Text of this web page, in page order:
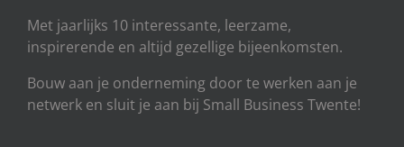
Met jaarlijks 10 interessante, leerzame,
inspirerende en altijd gezellige bijeenkomsten.
Bouw aan je onderneming door te werken aan je
netwerk en sluit je aan bij Small Business Twente!